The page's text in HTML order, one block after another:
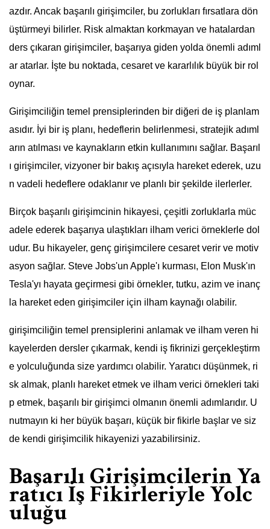
azdır. Ancak başarılı girişimciler, bu zorlukları fırsatlara dön
üştürmeyi bilirler. Risk almaktan korkmayan ve hatalardan
ders çıkaran girişimciler, başarıya giden yolda önemli adıml
ar atarlar. İşte bu noktada, cesaret ve kararlılık büyük bir rol
oynar.
Girişimciliğin temel prensiplerinden bir diğeri de iş planlam
asıdır. İyi bir iş planı, hedeflerin belirlenmesi, stratejik adıml
arın atılması ve kaynakların etkin kullanımını sağlar. Başarıl
ı girişimciler, vizyoner bir bakış açısıyla hareket ederek, uzu
n vadeli hedeflere odaklanır ve planlı bir şekilde ilerlerler.
Birçok başarılı girişimcinin hikayesi, çeşitli zorluklarla müc
adele ederek başarıya ulaştıkları ilham verici örneklerle dol
udur. Bu hikayeler, genç girişimcilere cesaret verir ve motiv
asyon sağlar. Steve Jobs'un Apple'ı kurması, Elon Musk'ın
Tesla'yı hayata geçirmesi gibi örnekler, tutku, azim ve inanç
la hareket eden girişimciler için ilham kaynağı olabilir.
girişimciliğin temel prensiplerini anlamak ve ilham veren hi
kayelerden dersler çıkarmak, kendi iş fikrinizi gerçekleştirm
e yolculuğunda size yardımcı olabilir. Yaratıcı düşünmek, ri
sk almak, planlı hareket etmek ve ilham verici örnekleri taki
p etmek, başarılı bir girişimci olmanın önemli adımlarıdır. U
nutmayın ki her büyük başarı, küçük bir fikirle başlar ve siz
de kendi girişimcilik hikayenizi yazabilirsiniz.
Başarılı Girişimcilerin Ya
ratıcı İş Fikirleriyle Yolc
uluğu